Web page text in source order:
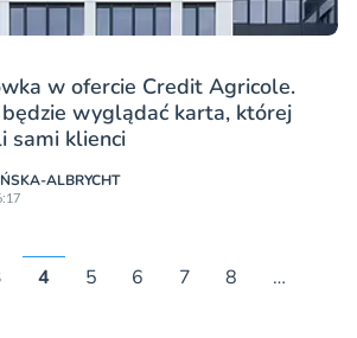
w ofercie Credit Agricole.
będzie wyglądać karta, której
sami klienci
ALBRYCHT
4 5 6 7 8 …